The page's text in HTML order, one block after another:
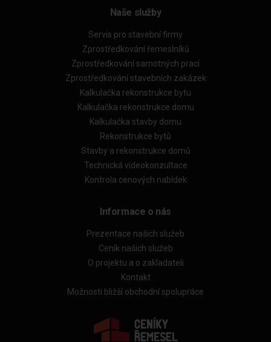
Naše služby
Servis pro stavební firmy
Zprostředkování řemeslníků
Zprostředkování samotných prací
Zprostředkování stavebních zakázek
Kalkulačka rekonstrukce bytu
Kalkulačka rekonstrukce domu
Kalkulačka stavby domu
Rekonstrukce bytů
Stavby a rekonstrukce domů
Technická videokonzultace
Kontrola cenových nabídek
Informace o nás
Prezentace našich služeb
Ceník našich služeb
O projektu a o zakladateli
Kontakt
Možnosti bližší obchodní spolupráce